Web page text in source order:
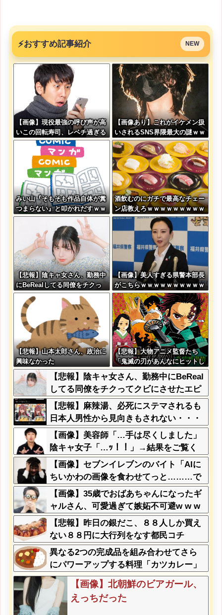
⚡おすすめ記事紹介 NEW
【画像】現役最強の呼び声が高
いこの回転寿司、レベチ過ぎる
→ご覧くださいw w w w w w
【画像あり】これがイケメン扱
いされるSNS界隈最大の謎ｗｗ
ｗｗｗｗｗｗｗｗｗｗｗｗｗｗ
ｗｗ
みい山『そもそも作品自体が糞
つまらない』と叩かれだすｗｗ
ｗｗｗ
酒飲むのにガチで最高なチェー
ン店教えろｗｗｗｗｗｗｗｗｗ
ｗ
【悲報】陰キャ女さん、勤務中
にBeRealしてる同僚をチクっ
てクビにさせたエピソードを大
公開←これガチだと思
う？？？？？
【画像】美人すぎる県警本部長
がこちらｗｗｗｗｗｗｗｗｗｗ
【悲報】山本太郎さん、政治に
興味なかった
【悲報】大物アニメ監督たち
「鬼滅の刃があんなにヒットし
た理由が本当に分からない…」
【悲報】陰キャ女さん、勤務中にBeReal
してる同僚をチクってクビにさせたエピ
ソードを大公開←これガチだと思
う？？？？？
【悲報】麻辣湯、必死にステマされるも
日本人男性から見向きもされない・・・
【画像】美容師「…手は尽くしました」
陰キャ女子「…ｯ！！」→結果をご覧く
ださいw w w w w w w w
【画像】セブンイレブンのバイト「AIに
ちいかわの画像を食わせてっと………で
きた！」→とんでもないものが出来上が
ってしまうw w w w w
【画像】35歳でおばあちゃんになったギ
ャルさん、可愛過ぎて嫉妬不可避w w w
w w w w w w w w
【悲報】昨日の銀だこ、８８人しか買え
ない８８円に大行列をなす都民コチ
ラ・・・
異なる2つの完成品を組み合わせてさら
にパワーアップする料理「カツカレー」
以外にない
【画像】北朝鮮のビアガール、
えっちだった